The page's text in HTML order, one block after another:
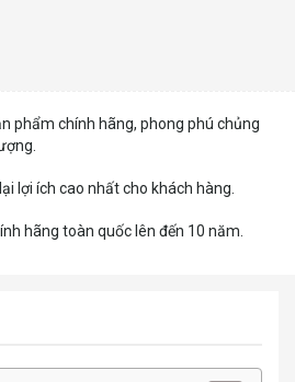
phẩm chính hãng, phong phú chủng
lợi ích cao nhất cho khách hàng.
hãng toàn quốc lên đến 10 năm.